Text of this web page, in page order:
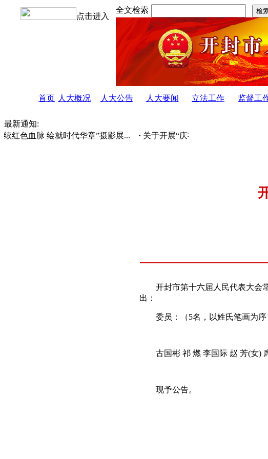
点击进入
全文检索
首页 人大概况 人大公告 人大要闻 立法工作 监督工
最新通知:
红色血脉 绘就时代华章”摄影展...
关于开展“庆祝人民代表大会制度建
开封市第十六届人民代表大会常
出：
委员：（5名，以姓氏笔画为序
古国彬 祁 燃 李国际 赵 芳(女)
现予公告。